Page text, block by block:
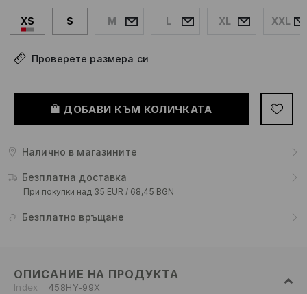
XS S M L XL XXL
Проверете размера си
ДОБАВИ КЪМ КОЛИЧКАТА
Налично в магазините
Безплатна доставка
При покупки над 35 EUR / 68,45 BGN
Безплатно връщане
ОПИСАНИЕ НА ПРОДУКТА
Index 458HY-99X